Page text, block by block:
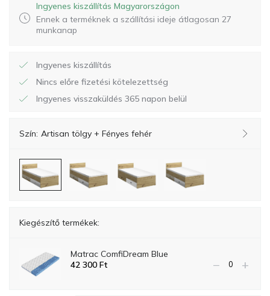
Ingyenes kiszállítás Magyarországon
Ennek a terméknek a szállítási ideje átlagosan 27
munkanap
Ingyenes kiszállítás
Nincs előre fizetési kötelezettség
Ingyenes visszaküldés 365 napon belül
Szín: Artisan tölgy + Fényes fehér
Kiegészítő termékek:
Matrac ComfiDream Blue
42 300 Ft +
−